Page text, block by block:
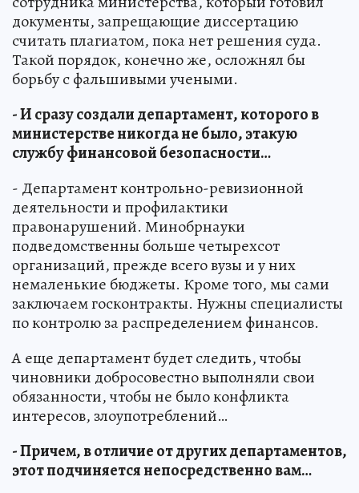
документы, запрещающие диссертацию
считать плагиатом, пока нет решения суда.
Такой порядок, конечно же, осложнял бы
борьбу с фальшивыми учеными.
- И сразу создали департамент, которого в
министерстве никогда не было, этакую
службу финансовой безопасности…
- Департамент контрольно-ревизионной
деятельности и профилактики
правонарушений. Минобрнауки
подведомственны больше четырехсот
организаций, прежде всего вузы и у них
немаленькие бюджеты. Кроме того, мы сами
заключаем госконтракты. Нужны специалисты
по контролю за распределением финансов.
А еще департамент будет следить, чтобы
чиновники добросовестно выполняли свои
обязанности, чтобы не было конфликта
интересов, злоупотреблений…
- Причем, в отличие от других департаментов,
этот подчиняется непосредственно вам…